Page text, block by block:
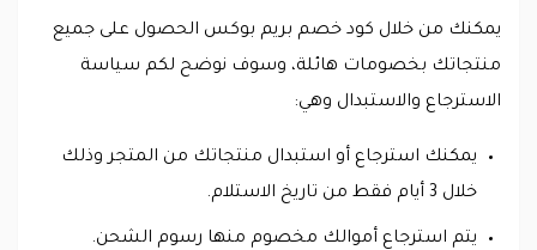
يمكنك من خلال كود خصم بريم بوكس الحصول على جميع
منتجاتك بخصومات هائلة، وسوف نوضح لكم سياسة
الاسترجاع والاستبدال وهي:
يمكنك استرجاع أو استبدال منتجاتك من المتجر وذلك
خلال 3 أيام فقط من تاريخ الاستلام.
يتم استرجاع أموالك مخصوم منها رسوم الشحن.